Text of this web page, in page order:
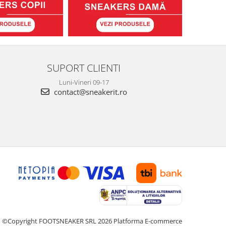
SUPORT CLIENTI
Luni-Vineri 09-17
contact@sneakerit.ro
©Copyright FOOTSNEAKER SRL 2026 Platforma E-commerce